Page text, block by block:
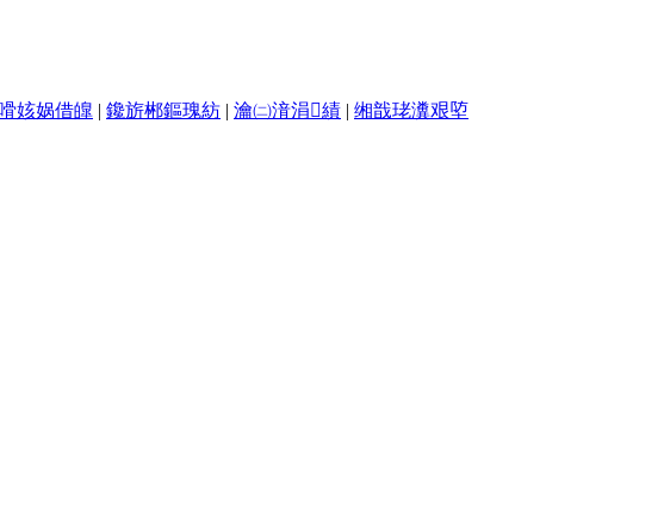
姟娲借皥 | 鑱旂郴鏂瑰紡 | 瀹㈡湇涓績 | 缃戠珯瀵艰埅